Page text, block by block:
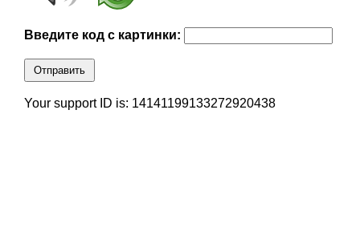
Введите код с картинки:
Отправить
Your support ID is: 14141199133272920438